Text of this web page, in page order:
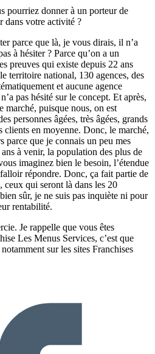
pourriez donner à un porteur de
dans votre activité ?
parce que là, je vous dirais, il n’a
à hésiter ? Parce qu’on a un
preuves qui existe depuis 22 ans
territoire national, 130 agences, des
et aucune agence
pas hésité sur le concept. Et après,
marché, puisque nous, on est
personnes âgées, très âgées, grands
clients en moyenne. Donc, le marché,
parce que je connais un peu mes
à venir, la population des plus de
imaginez bien le besoin, l’étendue
répondre. Donc, ça fait partie de
ceux qui seront là dans les 20
sûr, je ne suis pas inquiète ni pour
rentabilité.
Je rappelle que vous êtes
Les Menus Services, c’est que
sur les sites Franchises